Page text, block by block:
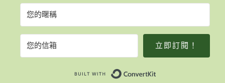
立即訂閱！